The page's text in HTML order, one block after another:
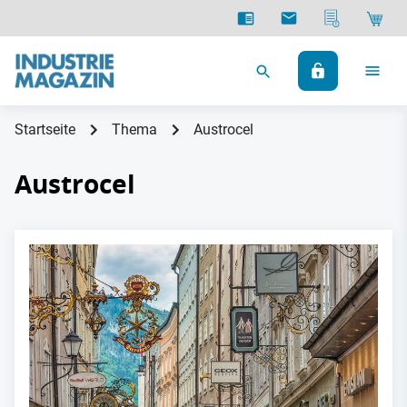
Startseite Thema Austrocel
Austrocel